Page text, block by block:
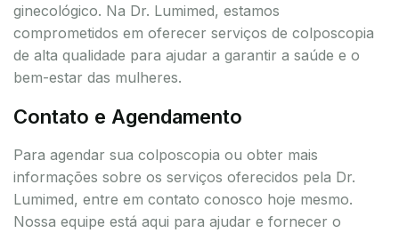
ginecológico. Na Dr. Lumimed, estamos
comprometidos em oferecer serviços de colposcopia
de alta qualidade para ajudar a garantir a saúde e o
bem-estar das mulheres.
Contato e Agendamento
Para agendar sua colposcopia ou obter mais
informações sobre os serviços oferecidos pela Dr.
Lumimed, entre em contato conosco hoje mesmo.
Nossa equipe está aqui para ajudar e fornecer o